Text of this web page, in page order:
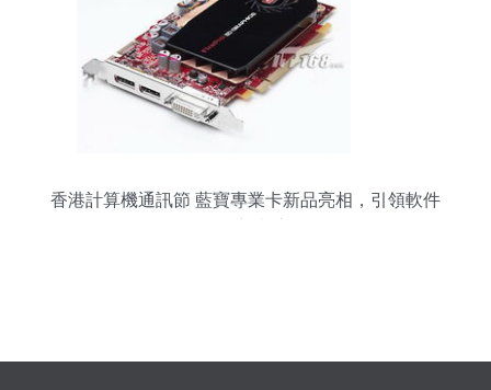
香港計算機通訊節 藍寶專業卡新品亮相，引領軟件